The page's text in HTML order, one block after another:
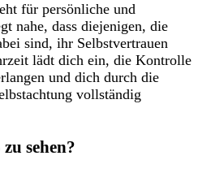
für persönliche und
nahe, dass diejenigen, die
sind, ihr Selbstvertrauen
lädt dich ein, die Kontrolle
und dich durch die
vollständig
sehen?